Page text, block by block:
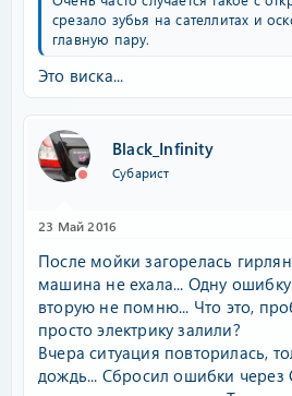
срезало зубья на сателлитах и
главную пару.
Это виска...
Black_Infinity
Субарист
23 Май 2016
После мойки загорелась
машина не ехала... Одну
вторую не помню... Что это,
просто электрику залили?
Вчера ситуация повторилась,
дождь... Сбросил ошибки через